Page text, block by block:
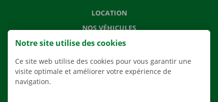
LOCATION
NOS VÉHICULES
NOS SERVICES
AGENCES
APPLI
Notre site utilise des cookies
Ce site web utilise des cookies pour vous garantir une
visite optimale et améliorer votre expérience de
navigation.